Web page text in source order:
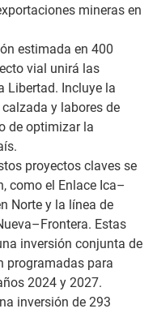
mineras en
estimada en 400
vial unirá las
Libertad. Incluye la
y labores de
de optimizar la
proyectos claves se
como el Enlace Ica–
Norte y la línea de
Estas
inversión conjunta de
programadas para
2024 y 2027.
inversión de 293